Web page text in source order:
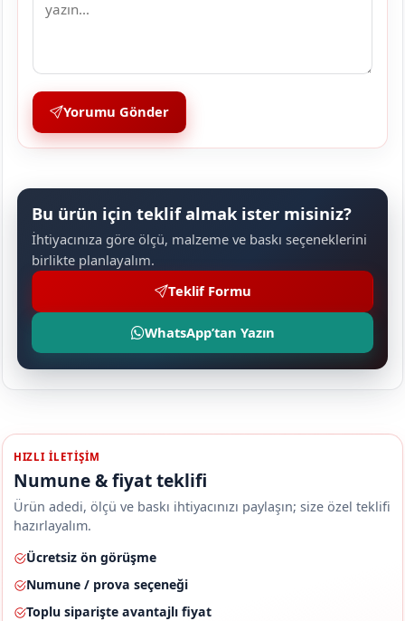
Yorumu Gönder
Bu ürün için teklif almak ister misiniz?
İhtiyacınıza göre ölçü, malzeme ve baskı seçeneklerini
birlikte planlayalım.
Teklif Formu
WhatsApp’tan Yazın
HIZLI ILETIŞIM
Numune & fiyat teklifi
Ürün adedi, ölçü ve baskı ihtiyacınızı paylaşın; size özel teklifi
hazırlayalım.
Ücretsiz ön görüşme
Numune / prova seçeneği
Toplu siparişte avantajlı fiyat